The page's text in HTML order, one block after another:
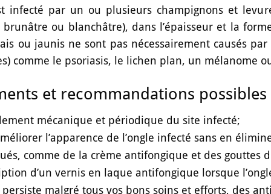
infecté par un ou plusieurs champignons et
ou blanchâtre), dans l’épaisseur et la
ou jaunis ne sont pas nécessairement causés
comme le psoriasis, le lichen plan, un mélanome
et recommandations possibles
mécanique et périodique du site infecté;
l’apparence de l’ongle infecté sans en
comme de la crème antifongique et des gouttes
d’un vernis en laque antifongique lorsque
persiste malgré tous vos bons soins et efforts, des